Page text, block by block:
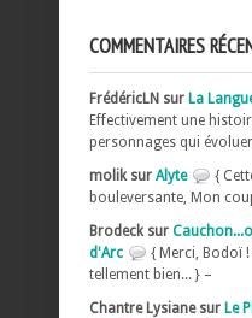
COMMENTAIRES
FrédéricLN sur La
Effectivement une
personnages qui
molik sur Alyte
{
bouleversante, Mon
Brodeck sur
d'Arc
{ Merci, Bodoï
tellement bien... } –
Chantre Lysiane sur Le